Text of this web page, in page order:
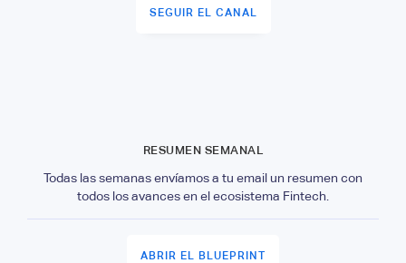
SEGUIR EL CANAL
RESUMEN SEMANAL
Todas las semanas envíamos a tu email un resumen con
todos los avances en el ecosistema Fintech.
ABRIR EL BLUEPRINT